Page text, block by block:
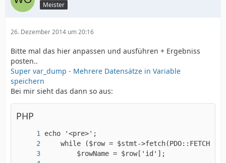
Meister
26. Dezember 2014 um 20:16
Bitte mal das hier anpassen und ausführen + Ergebniss
posten..
Super var_dump - Mehrere Datensätze in Variable
speichern
Bei mir sieht das dann so aus:
PHP